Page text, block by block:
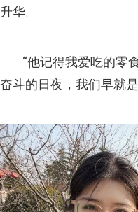
升华。
“他记得我爱吃的零
奋斗的日夜，我们早就